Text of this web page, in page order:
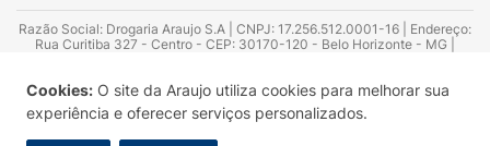
Cookies: O site da Araujo utiliza cookies para melhorar sua
experiência e oferecer serviços personalizados.
Razão Social: Drogaria Araujo S.A | CNPJ: 17.256.512.0001-16 | Endereço:
Rua Curitiba 327 - Centro - CEP: 30170-120 - Belo Horizonte - MG |
Azevedo Guimarães – CRF 10.965 | Yasmin Silva Alvarenga – CRF 52.584 -
Consultor substituto: Thiago Aguiar Pinheiro - CRF Nº 13.748. Alvará
Sanitário: 2025020713 | Autorização de Funcionamento da Empresa (AFE):